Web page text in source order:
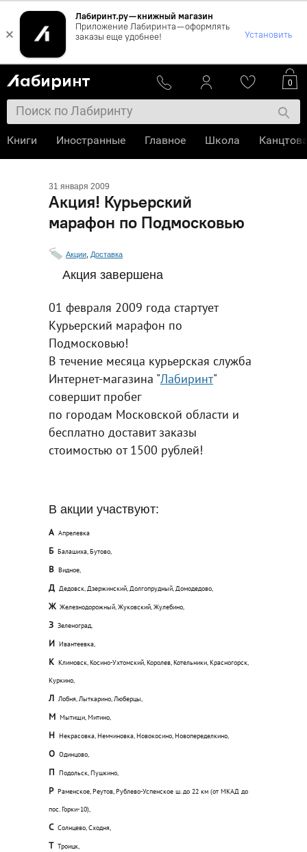
×
Лабиринт.ру — книжный магазин
Приложение Лабиринта — оформлять
заказы еще удобнее!
Установить
31 января 2009
Акция! Курьерский
марафон по Подмосковью
Акции Доставка
Акция завершена
01 февраля 2009 года стартует
Курьерский марафон по
Подмосковью!
В течение месяца курьерская служба
Интернет-магазина "Лабиринт"
совершит пробег
по городам Московской области и
бесплатно доставит заказы
стоимостью от 1500 рублей!
В акции участвуют:
А Апрелевка
ББалашиха, Бутово,
В Видное,
Д Дедовск, Дзержинский, Долгопрудный, Домодедово,
ЖЖелезнодорожный, Жуковский, Жулебино,
З Зеленоград,
И Ивантеевка,
К Климовск, Косино-Ухтомский, Королев, Котельники, Красногорск,
Куркино,
Л Лобня, Лыткарино, Люберцы,
М Мытищи, Митино,
Н Некрасовка, Немчиновка, Новокосино, Новопеределкино,
О Одинцово,
П Подольск, Пушкино,
Р Раменское, Реутов, Рублево-Успенское ш. до 22 км (от МКАД до
пос. Горки-10),
ССолнцево, Сходня,
ТТроицк,
0
Книги Иностранные Главное Школа